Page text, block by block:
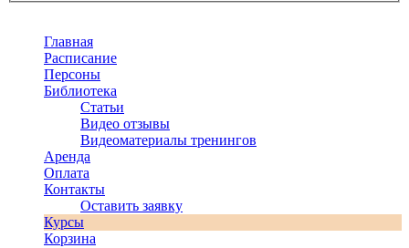
Главная
Расписание
Персоны
Библиотека
Статьи
Видео отзывы
Видеоматериалы тренингов
Аренда
Оплата
Контакты
Оставить заявку
Курсы
Корзина